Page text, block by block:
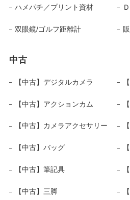
ハメパチ／プリント資材
双眼鏡/ゴルフ距離計
中古
【中古】デジタルカメラ
【中古】アクションカム
【中古】カメラアクセサリー
【中古】バッグ
【中古】筆記具
【中古】三脚